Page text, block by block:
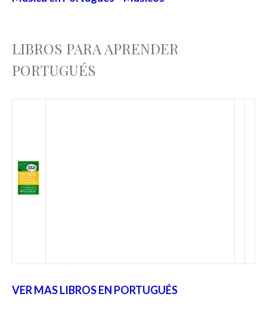
LIBROS PARA APRENDER
PORTUGUÉS
VER MAS LIBROS EN PORTUGUÉS